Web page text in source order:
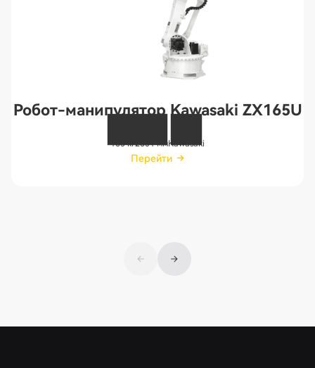
Робот-манипулятор Kawasaki ZX165U
165 кг2651 ммKawasaki
Перейти